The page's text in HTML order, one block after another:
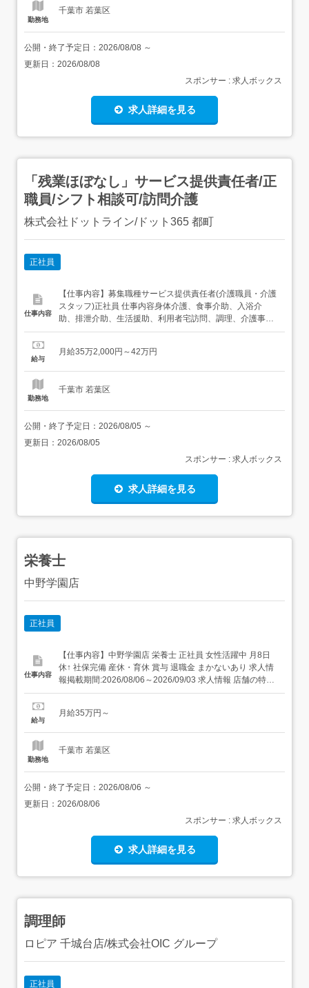
勤務地
千葉市 若葉区
公開・終了予定日： 2026/08/08 ～
更新日： 2026/08/08
スポンサー : 求人ボックス
求人詳細を見る
「残業ほぼなし」サービス提供責任者/正
職員/シフト相談可/訪問介護
株式会社ドットライン/ドット365 都町
正社員
仕事内容
【仕事内容】募集職種サービス提供責任者(介護職員・介護
スタッフ)正社員 仕事内容身体介護、食事介助、入浴介
助、排泄介助、生活援助、利用者宅訪問、調理、介護事
務、計画書作成、モニタリング、シフト管理、調整業務 給
>146,000円<手当>交通費支給:実費(上限あり)交通費支給月
給与
月給35万2,000円～42万円
勤務地
千葉市 若葉区
公開・終了予定日： 2026/08/05 ～
更新日： 2026/08/05
スポンサー : 求人ボックス
求人詳細を見る
栄養士
中野学園店
正社員
仕事内容
【仕事内容】中野学園店 栄養士 正社員 女性活躍中 月8日
休↑ 社保完備 産休・育休 賞与 退職金 まかないあり 求人情
報掲載期間:2026/08/06～2026/09/03 求人情報 店舗の特徴
施設内調理(病院・老人ホーム・福祉施設) 住 所 千葉県 千
車18分 新規事業所...
給与
月給35万円～
勤務地
千葉市 若葉区
公開・終了予定日： 2026/08/06 ～
更新日： 2026/08/06
スポンサー : 求人ボックス
求人詳細を見る
調理師
ロピア 千城台店/株式会社OIC グループ
正社員